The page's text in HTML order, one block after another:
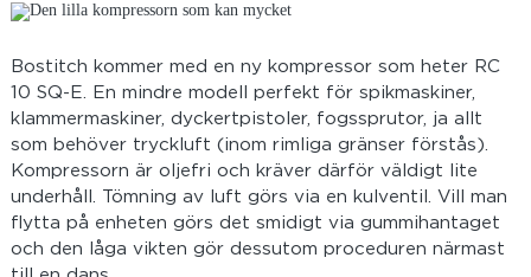
Bostitch kommer med en ny kompressor som heter RC
10 SQ-E. En mindre modell perfekt för spikmaskiner,
klammermaskiner, dyckertpistoler, fogssprutor, ja allt
som behöver tryckluft (inom rimliga gränser förstås).
Kompressorn är oljefri och kräver därför väldigt lite
underhåll. Tömning av luft görs via en kulventil. Vill man
flytta på enheten görs det smidigt via gummihantaget
och den låga vikten gör dessutom proceduren närmast